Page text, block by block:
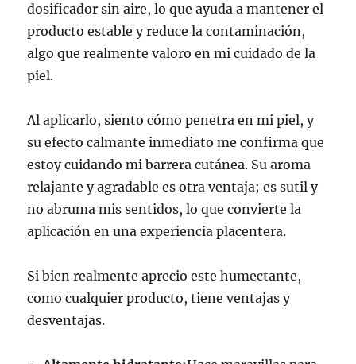
dosificador sin aire, lo que ayuda a mantener el
producto estable y reduce la contaminación,
algo que realmente valoro en mi cuidado de la
piel.
Al aplicarlo, siento cómo penetra en mi piel, y
su efecto calmante inmediato me confirma que
estoy cuidando mi barrera cutánea. Su aroma
relajante y agradable es otra ventaja; es sutil y
no abruma mis sentidos, lo que convierte la
aplicación en una experiencia placentera.
Si bien realmente aprecio este humectante,
como cualquier producto, tiene ventajas y
desventajas.